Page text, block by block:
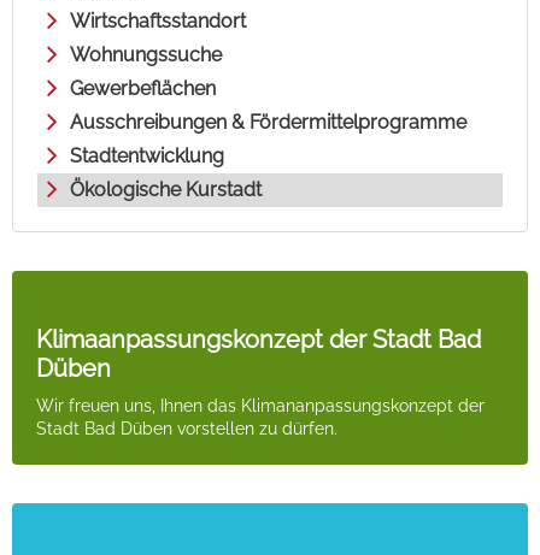
Wirtschaftsstandort
Wohnungssuche
Gewerbeflächen
Ausschreibungen & Fördermittelprogramme
Stadtentwicklung
Ökologische Kurstadt
Klimaanpassungskonzept der Stadt Bad
Düben
Wir freuen uns, Ihnen das Klimananpassungskonzept der
Stadt Bad Düben vorstellen zu dürfen.